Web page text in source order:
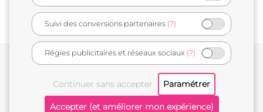
e-commerçant français
Suivi des conversions partenaires (?)
Régies publicitaires et réseaux sociaux (?)